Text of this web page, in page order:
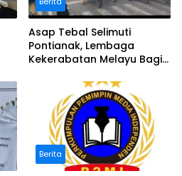
Asap Tebal Selimuti
Pontianak, Lembaga
Kekerabatan Melayu Bagi
Berita